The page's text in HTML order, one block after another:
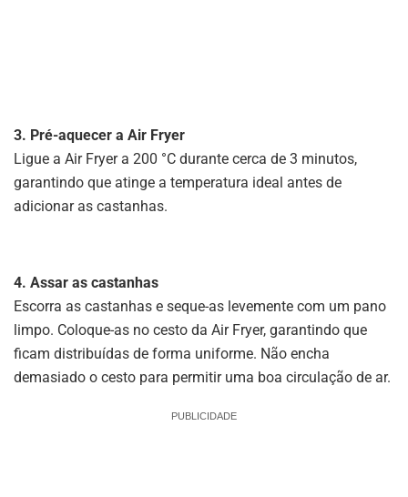
3. Pré-aquecer a Air Fryer
Ligue a Air Fryer a 200 °C durante cerca de 3 minutos,
garantindo que atinge a temperatura ideal antes de
adicionar as castanhas.
4. Assar as castanhas
Escorra as castanhas e seque-as levemente com um pano
limpo. Coloque-as no cesto da Air Fryer, garantindo que
ficam distribuídas de forma uniforme. Não encha
demasiado o cesto para permitir uma boa circulação de ar.
PUBLICIDADE